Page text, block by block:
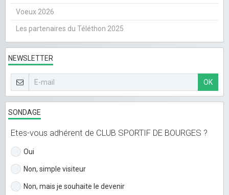
Voeux 2026
Les partenaires du Téléthon 2025
NEWSLETTER
OK
SONDAGE
Etes-vous adhérent de CLUB SPORTIF DE BOURGES ?
Oui
Non, simple visiteur
Non, mais je souhaite le devenir